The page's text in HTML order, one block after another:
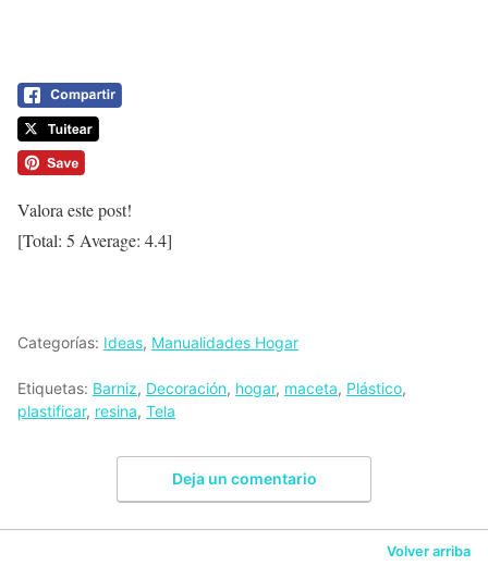
Valora este post!
[Total: 5 Average: 4.4]
Categorías: Ideas, Manualidades Hogar
Etiquetas: Barniz, Decoración, hogar, maceta, Plástico,
plastificar, resina, Tela
Deja un comentario
Volver arriba